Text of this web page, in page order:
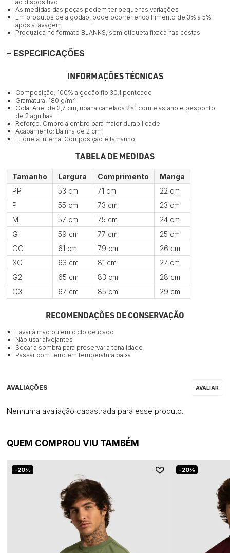
ao dispositivo
As medidas das peças podem ter pequenas variações
Em produtos de algodão, pode ocorrer encolhimento de 3% a 5%
após a lavagem
Produzida no formato BLANKS, sem etiqueta fixada nas costas
ESPECIFICAÇÕES
INFORMAÇÕES TÉCNICAS
Composição: 100% algodão fio 30.1 penteado
Gramatura: 180 g/m²
Gola: Anel de 2,7 cm, ribana canelada 2×1 com elastano e pesponto
de 2 agulhas
Reforço: Ombro a ombro para maior durabilidade
Acabamento: Bainha de 2 cm
Etiqueta interna: Composição e tamanho
TABELA DE MEDIDAS
Tamanho Largura Comprimento
Manga
PP
53 cm 71 cm
22 cm
P
55 cm 73 cm
23 cm
M
57 cm 75 cm
24 cm
G
59 cm 77 cm
25 cm
GG
61 cm 79 cm
26 cm
XG
63 cm 81 cm
27 cm
G2
65 cm 83 cm
28 cm
G3
67 cm 85 cm 29 cm
RECOMENDAÇÕES DE CONSERVAÇÃO
Lavar à mão ou em ciclo delicado
Não usar alvejantes
Secar à sombra para preservar a tonalidade
Passar com ferro em temperatura baixa
Nenhuma avaliação cadastrada para esse produto.
QUEM COMPROU VIU TAMBÉM
20% 20%